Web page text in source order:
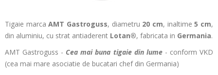
Tigaie marcaAMT Gastroguss, diametru 20 cm, inaltime5 cm,
din aluminiu, cu strat antiaderent Lotan®, fabricata in Germania.
AMT Gastroguss - Cea mai buna tigaie din lume- conform VKD
(cea mai mare asociatie de bucatari chef din Germania)